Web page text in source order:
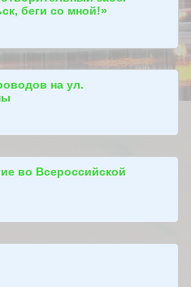
беги со мной!»
на ул.
во Всероссийской